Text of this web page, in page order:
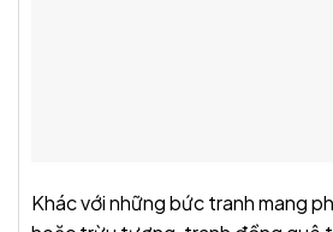
Khác với những bức tranh mang